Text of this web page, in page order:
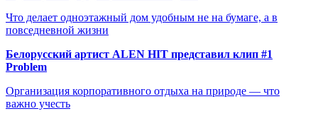
Что делает одноэтажный дом удобным не на бумаге, а в
повседневной жизни
Белорусский артист ALEN HIT представил клип #1
Problem
Организация корпоративного отдыха на природе — что
важно учесть